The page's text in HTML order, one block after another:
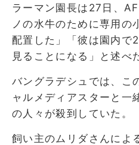
ラーマン園長は27日、
ノの水牛のために専用の
配置した」「彼は園内で
見ることになる」と述べ
バングラデシュでは、こ
ャルメディアスターと一
の人々が殺到していた。
飼い主のムリダさんによ